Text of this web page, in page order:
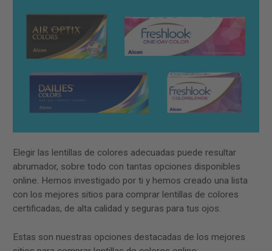
Elegir las lentillas de colores adecuadas puede resultar
abrumador, sobre todo con tantas opciones disponibles
online. Hemos investigado por ti y hemos creado una lista
con los mejores sitios para comprar lentillas de colores
certificadas, de alta calidad y seguras para tus ojos.
Estas son nuestras opciones destacadas de los mejores